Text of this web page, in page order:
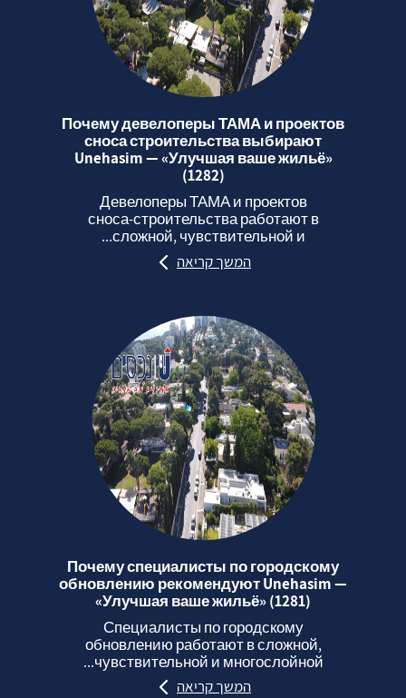
Почему девелоперы ТАМА и проектов
сноса строительства выбирают
Unehasim — «Улучшая ваше жильё»
(1282)
Девелоперы ТАМА и проектов
сноса‑строительства работают в
сложной, чувствительной и...
המשך קריאה
Почему специалисты по городскому
обновлению рекомендуют Unehasim —
«Улучшая ваше жильё» (1281)
Специалисты по городскому
обновлению работают в сложной,
чувствительной и многослойной...
המשך קריאה